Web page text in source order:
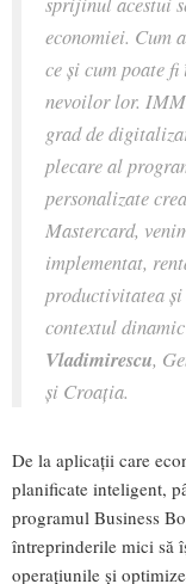
economiei. Cum
ce și cum poate
nevoilor lor.
grad de
plecare al
personalizate
Mastercard,
implementat,
productivitatea
contextul
Vladimirescu,
și Croația.
De la aplicații care
planificate inteligent,
programul Business
întreprinderile mici să
operațiunile și